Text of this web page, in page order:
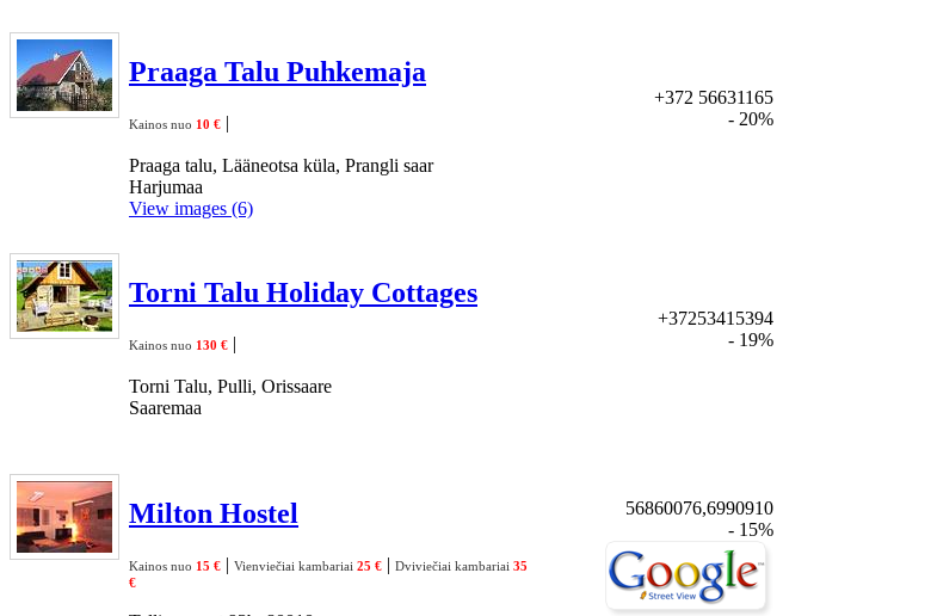
Praaga Talu Puhkemaja
Kainos nuo 10 € |
Praaga talu, Lääneotsa küla, Prangli saar
Harjumaa
+372 56631165
- 20%
View images (6)
Torni Talu Holiday Cottages
Kainos nuo 130 € |
Torni Talu, Pulli, Orissaare
Saaremaa
+37253415394
- 19%
Milton Hostel
Kainos nuo 15 € | Vienviečiai kambariai 25 € | Dviviečiai kambariai 35
€
56860076,6990910
- 15%